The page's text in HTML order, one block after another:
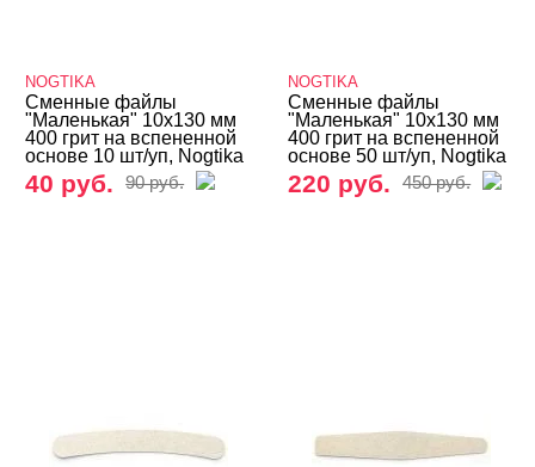
NOGTIKA
Сменные файлы
"Маленькая" 10х130 мм
400 грит на вспененной
основе 10 шт/уп, Nogtika
40 руб. 90 руб.
NOGTIKA
Сменные файлы
"Маленькая" 10х130 мм
400 грит на вспененной
основе 50 шт/уп, Nogtika
220 руб. 450 руб.